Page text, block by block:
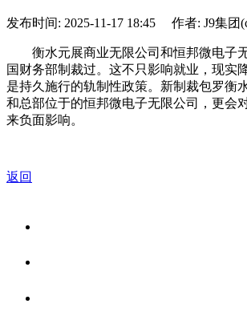
发布时间: 2025-11-17 18:45 作者: J9集团
衡水元展商业无限公司和恒邦微电子
国财务部制裁过。这不只影响就业，现实
是持久施行的轨制性政策。新制裁包罗衡
和总部位于的恒邦微电子无限公司，更会
来负面影响。
返回